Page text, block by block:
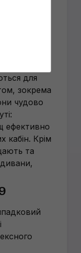
давно
для
зокрема
чудово
ефективно
кабін. Крім
та